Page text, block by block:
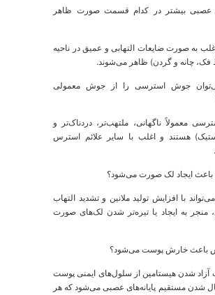
نگه داشته و فرآیندهای ترمیمی را
سبزیجات، ماهی‌های چرب
بدن: آرام کردن سیستم
که مدیتیشن می‌تواند به طور
پسوریازیس و اگزما کمک کند. یک
گوش می‌دادند، پوستشان به
پاکسازی شد.